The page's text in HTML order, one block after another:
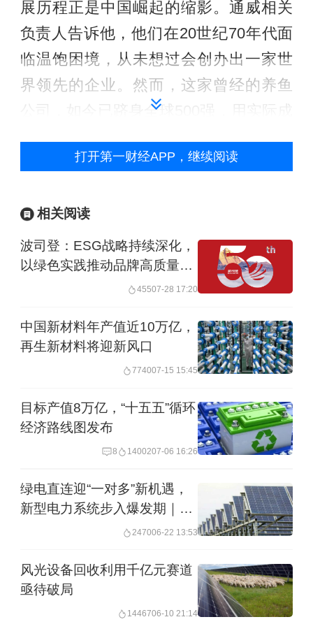
展历程正是中国崛起的缩影。通威相关
负责人告诉他，他们在20世纪70年代面
临温饱困境，从未想过会创办出一家世
界领先的企业。然而，这家曾经的养鱼
公司，如今已跻身全球500强，用实际成
集团太阳能电池产量已突破400吉瓦，这
的产量，而美国的规模更是全球第三大
太阳能国家的四倍。
作为环保领域的领导者，中国已成为不
国拥有全球95%的太阳能电池板、70%
的电池。相比之下，韩国、新加坡、越
如此规模的发展成果。
埃里克·索尔海姆认为，没有中国的参
与，全球绿色转型难以实现。原因在
于，尽管欧美等发达国家理论上可独立
推进绿色转型，但成本将大幅攀升，这
低成本绿色技术的供应者，开辟了一条
全新的发展道路。
打开第一财经APP，继续阅读
相关阅读
波司登：ESG战略持续深化，
以绿色实践推动品牌高质量发
45507-28 17:20
中国新材料年产值近10万亿，
再生新材料将迎新风口
774007-15 15:45
目标产值8万亿，“十五五”循环
经济路线图发布
8 1400207-06 16:26
绿电直连迎“一对多”新机遇，
新型电力系统步入爆发期｜碳
247006-22 13:53
风光设备回收利用千亿元赛道
亟待破局
1446706-10 21:14